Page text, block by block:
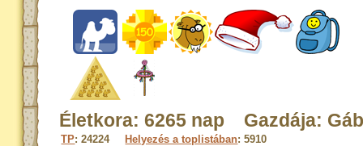
Életkora: 6265 nap Gazdája:
TP: 24224 Helyezés a toplistában: 5910